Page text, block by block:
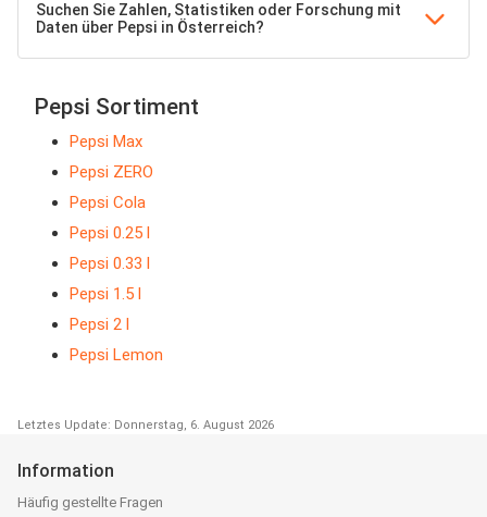
Suchen Sie Zahlen, Statistiken oder Forschung mit
Daten über Pepsi in Österreich?
Pepsi Sortiment
Pepsi Max
Pepsi ZERO
Pepsi Cola
Pepsi 0.25 l
Pepsi 0.33 l
Pepsi 1.5 l
Pepsi 2 l
Pepsi Lemon
Letztes Update: Donnerstag, 6. August 2026
Information
Häufig gestellte Fragen